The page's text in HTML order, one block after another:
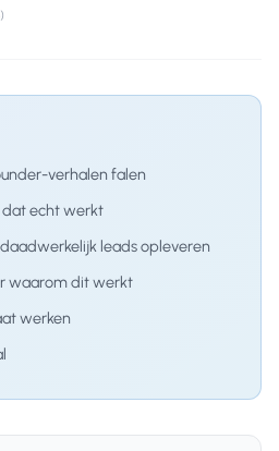
)
verhalen falen
echt werkt
leads opleveren
waarom dit werkt
werken